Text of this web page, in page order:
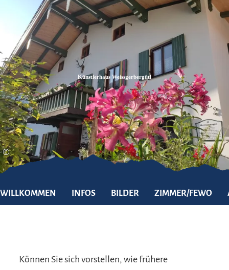
Zum
Inhalt
Zur
Suche
Zum
Footer
©
Künstlerhaus Weissgerbergütl
WILLKOMMEN INFOS BILDER ZIMMER/FEWO
Können Sie sich vorstellen, wie frühere